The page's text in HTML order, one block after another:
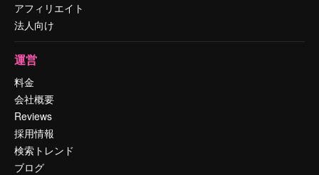
アフィリエイト
法人向け
運営
料金
会社概要
Reviews
採用情報
検索トレンド
ブログ